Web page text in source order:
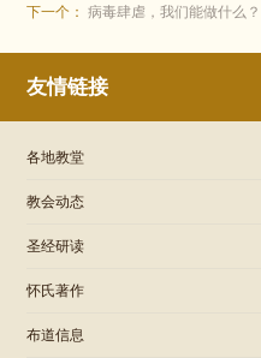
下一个：病毒肆虐，我们能做什么？
友情链接
各地教堂
教会动态
圣经研读
怀氏著作
布道信息